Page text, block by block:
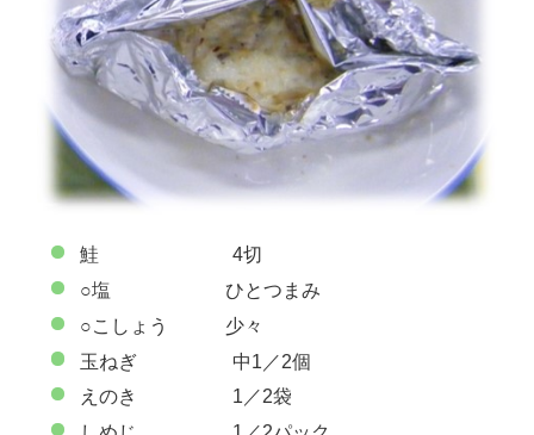
鮭 4切
○塩 ひとつまみ
○こしょう 少々
玉ねぎ 中1／2個
えのき 1／2袋